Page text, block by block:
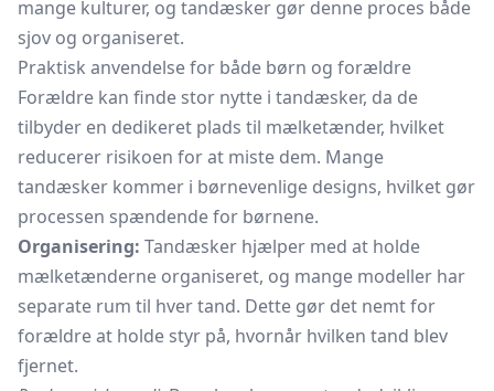
mange kulturer, og tandæsker gør denne proces både
sjov og organiseret.
Praktisk anvendelse for både børn og forældre
Forældre kan finde stor nytte i tandæsker, da de
tilbyder en dedikeret plads til mælketænder, hvilket
reducerer risikoen for at miste dem. Mange
tandæsker kommer i børnevenlige designs, hvilket gør
processen spændende for børnene.
Organisering: Tandæsker hjælper med at holde
mælketænderne organiseret, og mange modeller har
separate rum til hver tand. Dette gør det nemt for
forældre at holde styr på, hvornår hvilken tand blev
fjernet.